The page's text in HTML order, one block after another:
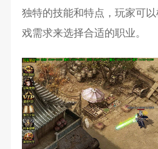
独特的技能和特点，玩家可
戏需求来选择合适的职业。